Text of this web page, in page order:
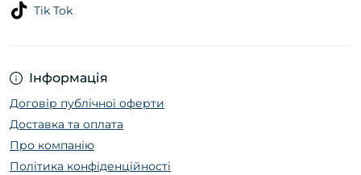
Інформація
Договір публічної оферти
Доставка та оплата
Про компанію
Політика конфіденційності
Tik Tok